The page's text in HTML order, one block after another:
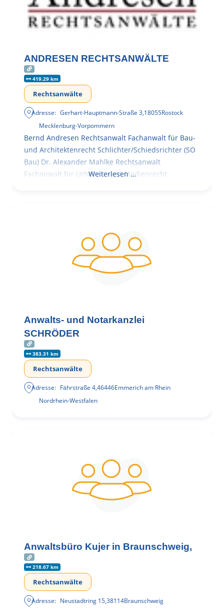
ANDRESEN RECHTSANWÄLTE
419.29 km
Rechtsanwälte
Adresse: Gerhart-Hauptmann-Straße 3,18055Rostock
Mecklenburg-Vorpommern
Bernd Andresen Rechtsanwalt Fachanwalt für Bau-
und Architektenrecht Schlichter/Schiedsrichter (SO
Bau) Dr. Alexander Mahlke Rechtsanwalt
Fachanwalt für Urheber- und Medienrecht
Weiterlesen …
Anwalts- und Notarkanzlei
SCHRÖDER
383.31 km
Rechtsanwälte
Adresse: Fährstraße 4,46446Emmerich am Rhein
Nordrhein-Westfalen
Anwaltsbüro Kujer in Braunschweig,
218.67 km
Rechtsanwälte
Adresse: Neustadtring 15,38114Braunschweig